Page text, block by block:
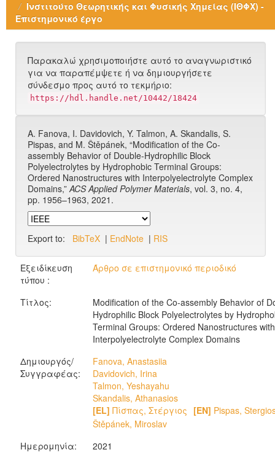
Ινστιτούτο Θεωρητικής και Φυσικής Χημείας (ΙΘΦΧ) -
Επιστημονικό έργο
Παρακαλώ χρησιμοποιήστε αυτό το αναγνωριστικό
για να παραπέμψετε ή να δημιουργήσετε
σύνδεσμο προς αυτό το τεκμήριο:
https://hdl.handle.net/10442/18424
A. Fanova, I. Davidovich, Y. Talmon, A. Skandalis, S.
Pispas, and M. Štěpánek, “Modification of the Co-
assembly Behavior of Double-Hydrophilic Block
Polyelectrolytes by Hydrophobic Terminal Groups:
Ordered Nanostructures with Interpolyelectrolyte Complex
Domains,”ACS Applied Polymer Materials, vol. 3, no. 4,
pp. 1956–1963, 2021.
Export to: BibTeX | EndNote | RIS
Εξειδίκευση
τύπου :
Άρθρο σε επιστημονικό περιοδικό
Τίτλος:
Modification of the Co-assembly Behavior of
Hydrophilic Block Polyelectrolytes by
Terminal Groups: Ordered Nanostructures with
Interpolyelectrolyte Complex Domains
Δημιουργός/
Συγγραφέας:
Fanova, Anastasiia
Davidovich, Irina
Talmon, Yeshayahu
Skandalis, Athanasios
[EL] Πίσπας, Στέργιος [EN] Pispas,
Štěpánek, Miroslav
Ημερομηνία:
2021